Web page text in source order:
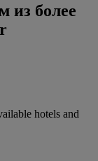
из более
hotels and